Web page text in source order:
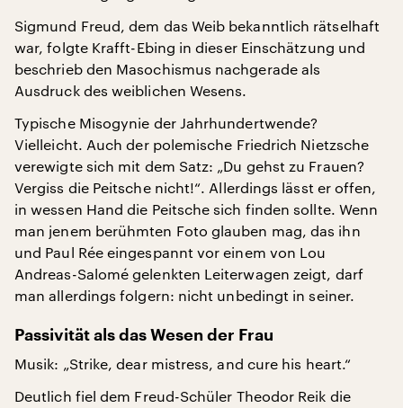
Sigmund Freud, dem das Weib bekanntlich rätselhaft
war, folgte Krafft-Ebing in dieser Einschätzung und
beschrieb den Masochismus nachgerade als
Ausdruck des weiblichen Wesens.
Typische Misogynie der Jahrhundertwende?
Vielleicht. Auch der polemische Friedrich Nietzsche
verewigte sich mit dem Satz: „Du gehst zu Frauen?
Vergiss die Peitsche nicht!“. Allerdings lässt er offen,
in wessen Hand die Peitsche sich finden sollte. Wenn
man jenem berühmten Foto glauben mag, das ihn
und Paul Rée eingespannt vor einem von Lou
Andreas-Salomé gelenkten Leiterwagen zeigt, darf
man allerdings folgern: nicht unbedingt in seiner.
Passivität als das Wesen der Frau
Musik: „Strike, dear mistress, and cure his heart.“
Deutlich fiel dem Freud-Schüler Theodor Reik die